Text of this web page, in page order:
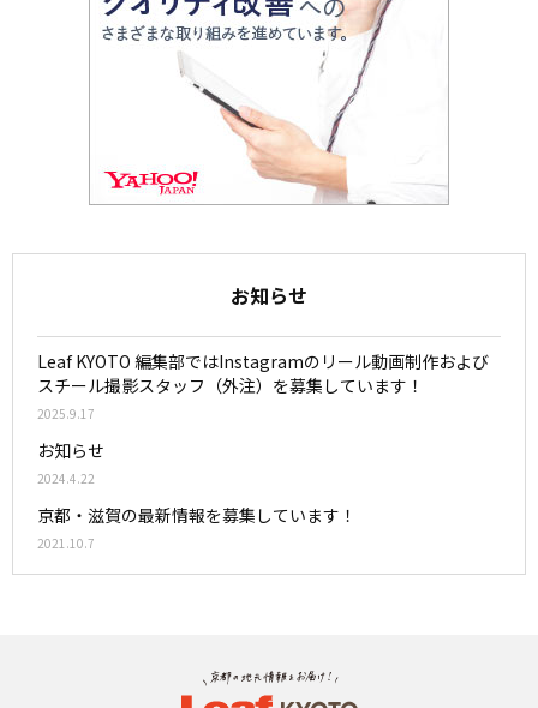
お知らせ
Leaf KYOTO 編集部ではInstagramのリール動画制作および
スチール撮影スタッフ（外注）を募集しています！
2025.9.17
お知らせ
2024.4.22
京都・滋賀の最新情報を募集しています！
2021.10.7